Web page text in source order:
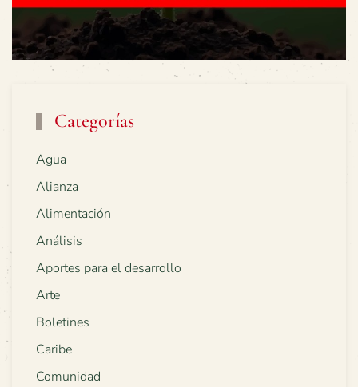
Categorías
Agua
Alianza
Alimentación
Análisis
Aportes para el desarrollo
Arte
Boletines
Caribe
Comunidad